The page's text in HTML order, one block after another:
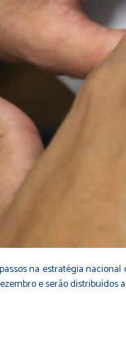
na estratégia
e serão distribuídos